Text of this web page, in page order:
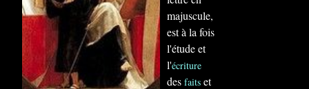
majuscule,
est à la fois
l'étude et
l'écriture
des faits et